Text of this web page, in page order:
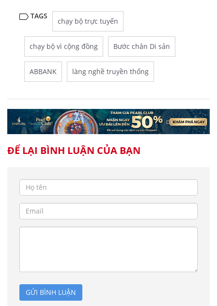
TAGS
chạy bộ trực tuyến
chạy bộ vì cộng đồng Bước chân Di sản
ABBANK làng nghề truyền thống
ĐỂ LẠI BÌNH LUẬN CỦA BẠN
GỬI BÌNH LUẬN